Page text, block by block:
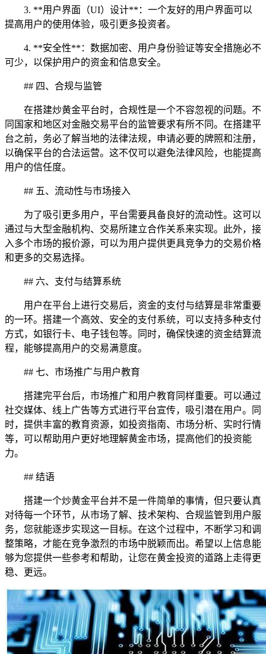
3. **用户界面（UI）设计**：一个友好的用户界面可以
提高用户的使用体验，吸引更多投资者。
4. **安全性**：数据加密、用户身份验证等安全措施必不
可少，以保护用户的资金和信息安全。
## 四、合规与监管
在搭建炒黄金平台时，合规性是一个不容忽视的问题。不
同国家和地区对金融交易平台的监管要求有所不同。在搭建平
台之前，务必了解当地的法律法规，申请必要的牌照和注册，
以确保平台的合法运营。这不仅可以避免法律风险，也能提高
用户的信任度。
## 五、流动性与市场接入
为了吸引更多用户，平台需要具备良好的流动性。这可以
通过与大型金融机构、交易所建立合作关系来实现。此外，接
入多个市场的报价源，可以为用户提供更具竞争力的交易价格
和更多的交易选择。
## 六、支付与结算系统
用户在平台上进行交易后，资金的支付与结算是非常重要
的一环。搭建一个高效、安全的支付系统，可以支持多种支付
方式，如银行卡、电子钱包等。同时，确保快速的资金结算流
程，能够提高用户的交易满意度。
## 七、市场推广与用户教育
搭建完平台后，市场推广和用户教育同样重要。可以通过
社交媒体、线上广告等方式进行平台宣传，吸引潜在用户。同
时，提供丰富的教育资源，如投资指南、市场分析、实时行情
等，可以帮助用户更好地理解黄金市场，提高他们的投资能
力。
## 结语
搭建一个炒黄金平台并不是一件简单的事情，但只要认真
对待每一个环节，从市场了解、技术架构、合规监管到用户服
务，您就能逐步实现这一目标。在这个过程中，不断学习和调
整策略，才能在竞争激烈的市场中脱颖而出。希望以上信息能
够为您提供一些参考和帮助，让您在黄金投资的道路上走得更
稳、更远。